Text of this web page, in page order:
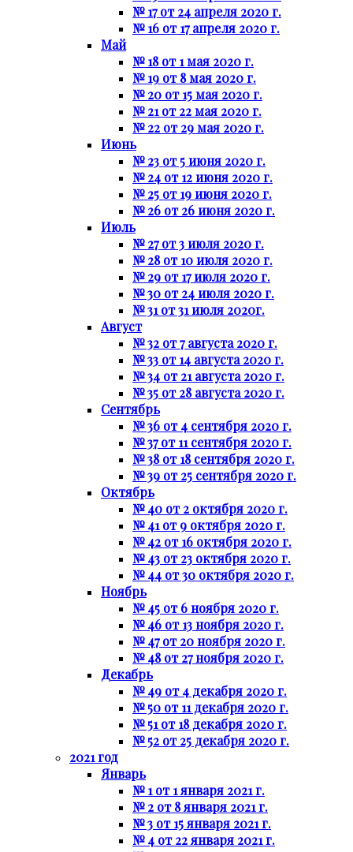
№ 17 от 24 апреля 2020 г.
№ 16 от 17 апреля 2020 г.
Май
№ 18 от 1 мая 2020 г.
№ 19 от 8 мая 2020 г.
№ 20 от 15 мая 2020 г.
№ 21 от 22 мая 2020 г.
№ 22 от 29 мая 2020 г.
Июнь
№ 23 от 5 июня 2020 г.
№ 24 от 12 июня 2020 г.
№ 25 от 19 июня 2020 г.
№ 26 от 26 июня 2020 г.
Июль
№ 27 от 3 июля 2020 г.
№ 28 от 10 июля 2020 г.
№ 29 от 17 июля 2020 г.
№ 30 от 24 июля 2020 г.
№ 31 от 31 июля 2020г.
Август
№ 32 от 7 августа 2020 г.
№ 33 от 14 августа 2020 г.
№ 34 от 21 августа 2020 г.
№ 35 от 28 августа 2020 г.
Сентябрь
№ 36 от 4 сентября 2020 г.
№ 37 от 11 сентября 2020 г.
№ 38 от 18 сентября 2020 г.
№ 39 от 25 сентября 2020 г.
Октябрь
№ 40 от 2 октября 2020 г.
№ 41 от 9 октября 2020 г.
№ 42 от 16 октября 2020 г.
№ 43 от 23 октября 2020 г.
№ 44 от 30 октября 2020 г.
Ноябрь
№ 45 от 6 ноября 2020 г.
№ 46 от 13 ноября 2020 г.
№ 47 от 20 ноября 2020 г.
№ 48 от 27 ноября 2020 г.
Декабрь
№ 49 от 4 декабря 2020 г.
№ 50 от 11 декабря 2020 г.
№ 51 от 18 декабря 2020 г.
№ 52 от 25 декабря 2020 г.
2021 год
Январь
№ 1 от 1 января 2021 г.
№ 2 от 8 января 2021 г.
№ 3 от 15 января 2021 г.
№ 4 от 22 января 2021 г.